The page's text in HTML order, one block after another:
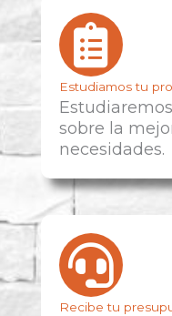
Estudiamos tu
sobre la
necesidades.
Recibe tu